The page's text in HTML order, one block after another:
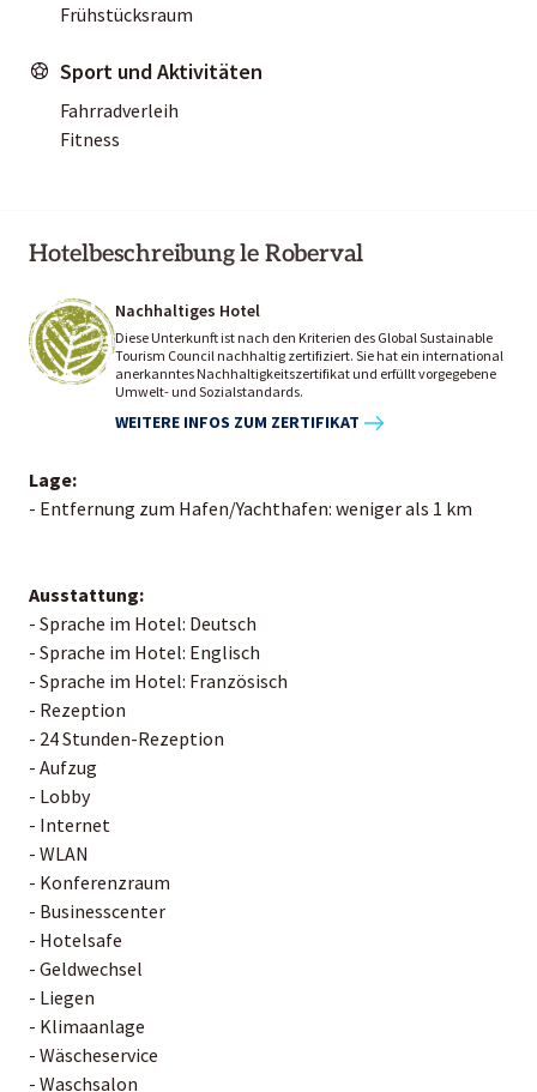
Frühstücksraum
Sport und Aktivitäten
Fahrradverleih
Fitness
Hotelbeschreibung le Roberval
Nachhaltiges Hotel
Diese Unterkunft ist nach den Kriterien des Global Sustainable
Tourism Council nachhaltig zertifiziert. Sie hat ein international
anerkanntes Nachhaltigkeitszertifikat und erfüllt vorgegebene
Umwelt- und Sozialstandards.
WEITERE INFOS ZUM ZERTIFIKAT
Lage:
- Entfernung zum Hafen/Yachthafen: weniger als 1 km
Ausstattung:
- Sprache im Hotel: Deutsch
- Sprache im Hotel: Englisch
- Sprache im Hotel: Französisch
- Rezeption
- 24 Stunden-Rezeption
- Aufzug
- Lobby
- Internet
- WLAN
- Konferenzraum
- Businesscenter
- Hotelsafe
- Geldwechsel
- Liegen
- Klimaanlage
- Wäscheservice
- Waschsalon